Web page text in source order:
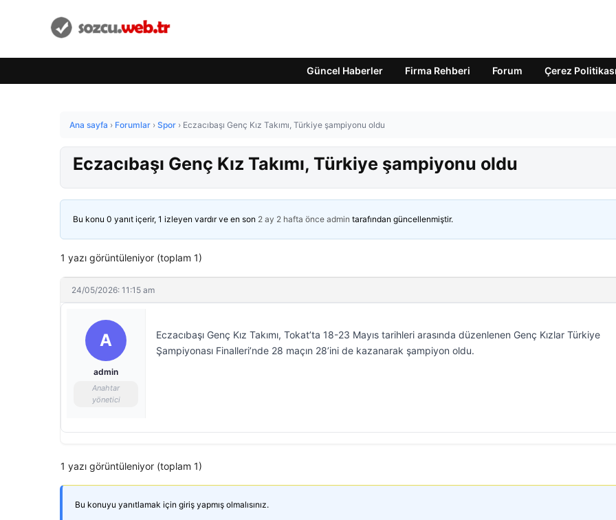
Güncel Haberler Firma Rehberi Forum Çerez Politikası
Ana sayfa › Forumlar › Spor › Eczacıbaşı Genç Kız Takımı, Türkiye şampiyonu oldu
Eczacıbaşı Genç Kız Takımı, Türkiye şampiyonu oldu
Bu konu 0 yanıt içerir, 1 izleyen vardır ve en son 2 ay 2 hafta önce admin tarafından güncellenmiştir.
1 yazı görüntüleniyor (toplam 1)
24/05/2026: 11:15 am
A
admin
Anahtar
yönetici
Eczacıbaşı Genç Kız Takımı, Tokat’ta 18-23 Mayıs tarihleri arasında düzenlenen Genç Kızlar Türkiye
Şampiyonası Finalleri’nde 28 maçın 28’ini de kazanarak şampiyon oldu.
1 yazı görüntüleniyor (toplam 1)
Bu konuyu yanıtlamak için giriş yapmış olmalısınız.